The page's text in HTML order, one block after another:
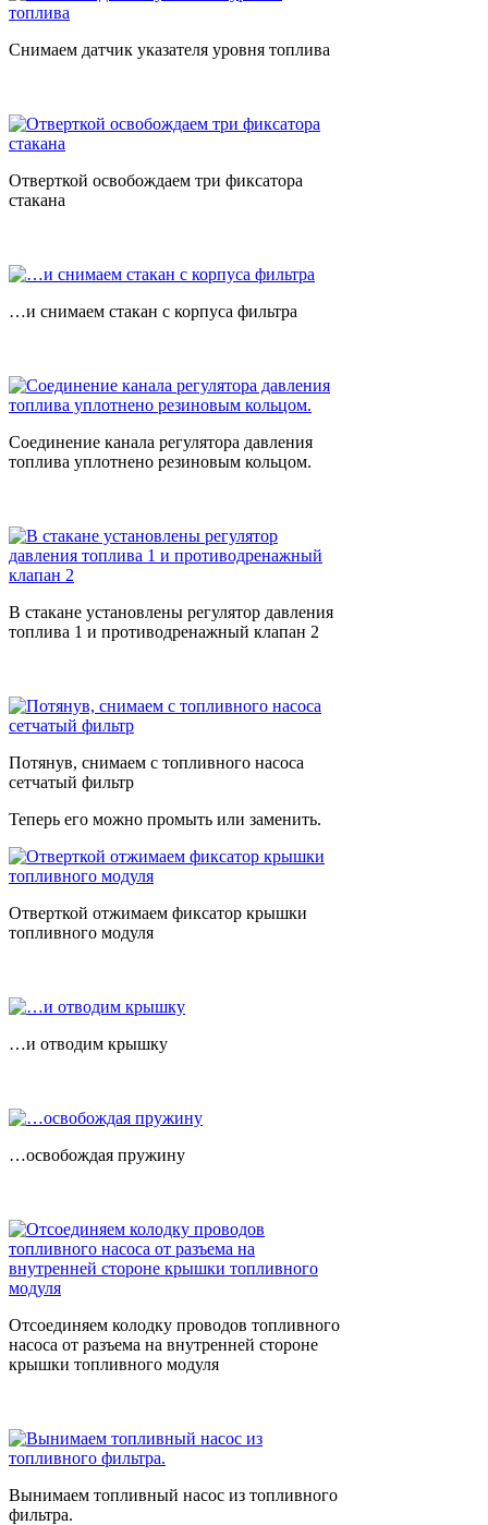
Снимаем датчик указателя уровня топлива
Отверткой освобождаем три фиксатора
стакана
…и снимаем стакан с корпуса фильтра
Соединение канала регулятора давления
топлива уплотнено резиновым кольцом.
В стакане установлены регулятор давления
топлива 1 и противодренажный клапан 2
Потянув, снимаем с топливного насоса
сетчатый фильтр
Теперь его можно промыть или заменить.
Отверткой отжимаем фиксатор крышки
топливного модуля
…и отводим крышку
…освобождая пружину
Отсоединяем колодку проводов топливного
насоса от разъема на внутренней стороне
крышки топливного модуля
Вынимаем топливный насос из топливного
фильтра.